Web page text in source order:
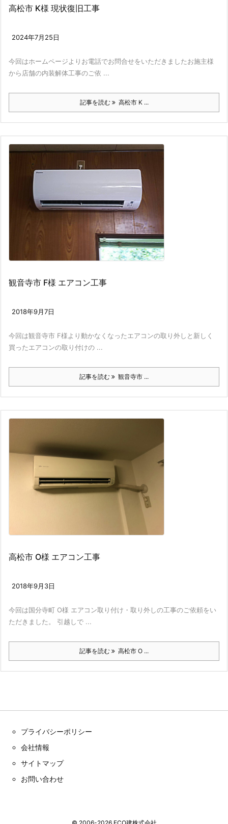
高松市 K様 現状復旧工事
2024年7月25日
今回はホームページよりお電話でお問合せをいただきましたお施主様
から店舗の内装解体工事のご依 ...
記事を読む 高松市 K ...
観音寺市 F様 エアコン工事
2018年9月7日
今回は観音寺市 F様より動かなくなったエアコンの取り外しと新しく
買ったエアコンの取り付けの ...
記事を読む 観音寺市 ...
高松市 O様 エアコン工事
2018年9月3日
今回は国分寺町 O様 エアコン取り付け・取り外しの工事のご依頼をい
ただきました。 引越しで ...
記事を読む 高松市 O ...
プライバシーポリシー
会社情報
サイトマップ
お問い合わせ